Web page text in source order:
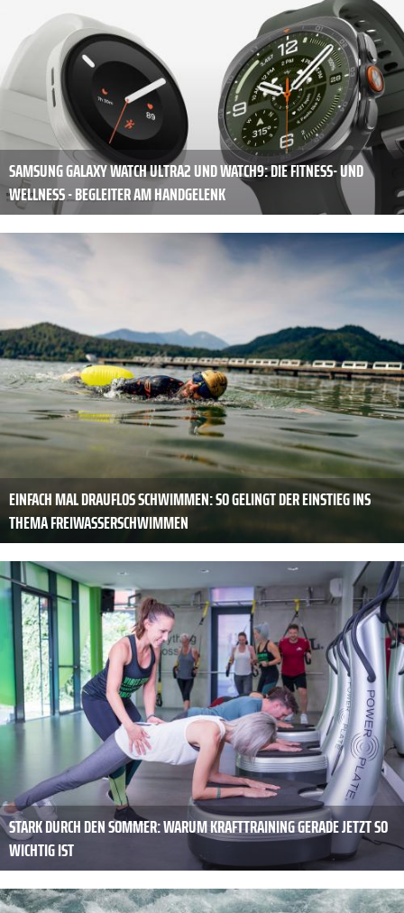
SAMSUNG GALAXY WATCH ULTRA2 UND WATCH9: DIE FITNESS- UND
WELLNESS - BEGLEITER AM HANDGELENK
EINFACH MAL DRAUFLOS SCHWIMMEN: SO GELINGT DER EINSTIEG INS
THEMA FREIWASSERSCHWIMMEN
STARK DURCH DEN SOMMER: WARUM KRAFTTRAINING GERADE JETZT SO
WICHTIG IST